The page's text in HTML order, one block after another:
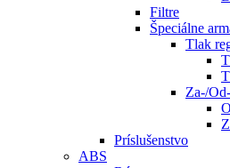
Filtre
Špeciálne
Tlak
Za-/
Príslušenstvo
ABS